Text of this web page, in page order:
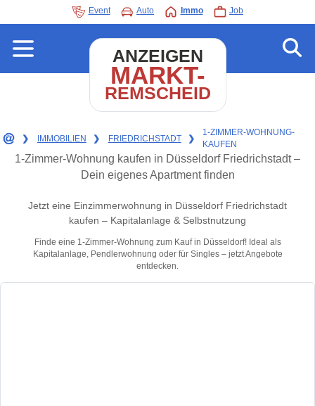
Event Auto Immo Job
ANZEIGEN
MARKT-
REMSCHEID
❯ IMMOBILIEN ❯ FRIEDRICHSTADT ❯
1-ZIMMER-WOHNUNG-
KAUFEN
1-Zimmer-Wohnung kaufen in Düsseldorf Friedrichstadt –
Dein eigenes Apartment finden
Jetzt eine Einzimmerwohnung in Düsseldorf Friedrichstadt
kaufen – Kapitalanlage & Selbstnutzung
Finde eine 1-Zimmer-Wohnung zum Kauf in Düsseldorf! Ideal als
Kapitalanlage, Pendlerwohnung oder für Singles – jetzt Angebote
entdecken.